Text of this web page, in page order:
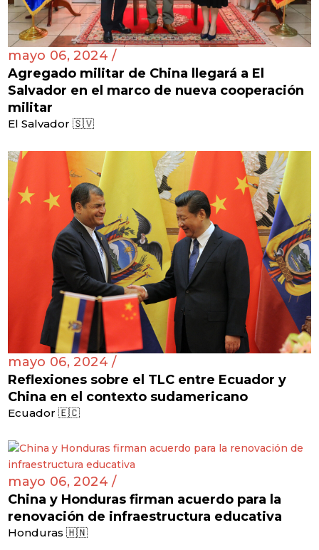
mayo 06, 2024 /
Agregado militar de China llegará a El
Salvador en el marco de nueva cooperación
militar
El Salvador 🇸🇻
mayo 06, 2024 /
Reflexiones sobre el TLC entre Ecuador y
China en el contexto sudamericano
Ecuador 🇪🇨
mayo 06, 2024 /
China y Honduras firman acuerdo para la
renovación de infraestructura educativa
Honduras 🇭🇳